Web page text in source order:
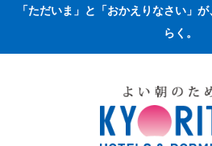
「ただいま」と「おかえりなさい」
らく。